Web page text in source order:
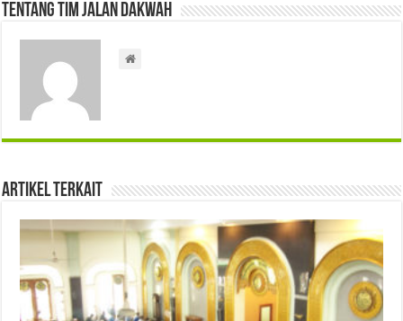
Tentang Tim Jalan Dakwah
Artikel Terkait